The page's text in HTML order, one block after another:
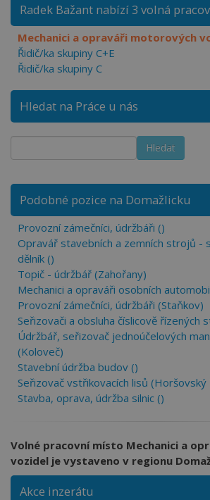
Radek Bažant nabízí 3 volná
Mechanici a opraváři motorových
Řidič/ka skupiny C+E
Řidič/ka skupiny C
Hledat na Práce u nás
Podobné pozice na Domažlicku
Provozní zámečníci, údržbáři ()
Opravář stavebních a zemních strojů -
dělník ()
Topič - údržbář (Zahořany)
Mechanici a opraváři osobních
Provozní zámečníci, údržbáři (Staňkov)
Seřizovači a obsluha číslicově řízených
Údržbář, seřizovač jednoúčelových
(Koloveč)
Stavební údržba budov ()
Seřizovač vstřikovacích lisů (Horšovský
Stavba, oprava, údržba silnic ()
Volné pracovní místo Mechanici a
vozidel je vystaveno v regionu
Akce inzerátu